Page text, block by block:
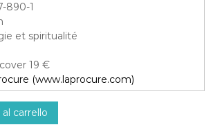
890-1
et spiritualité
19 €
(www.laprocure.com)
carrello